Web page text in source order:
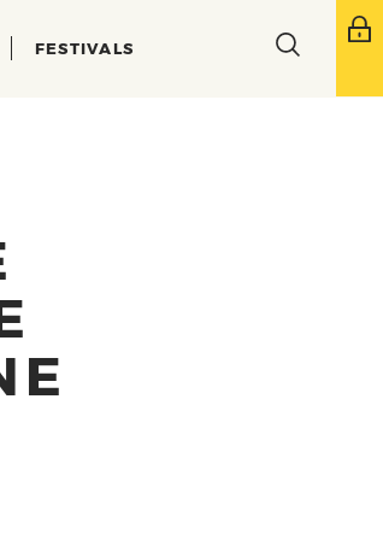
FESTIVALS
Toggle